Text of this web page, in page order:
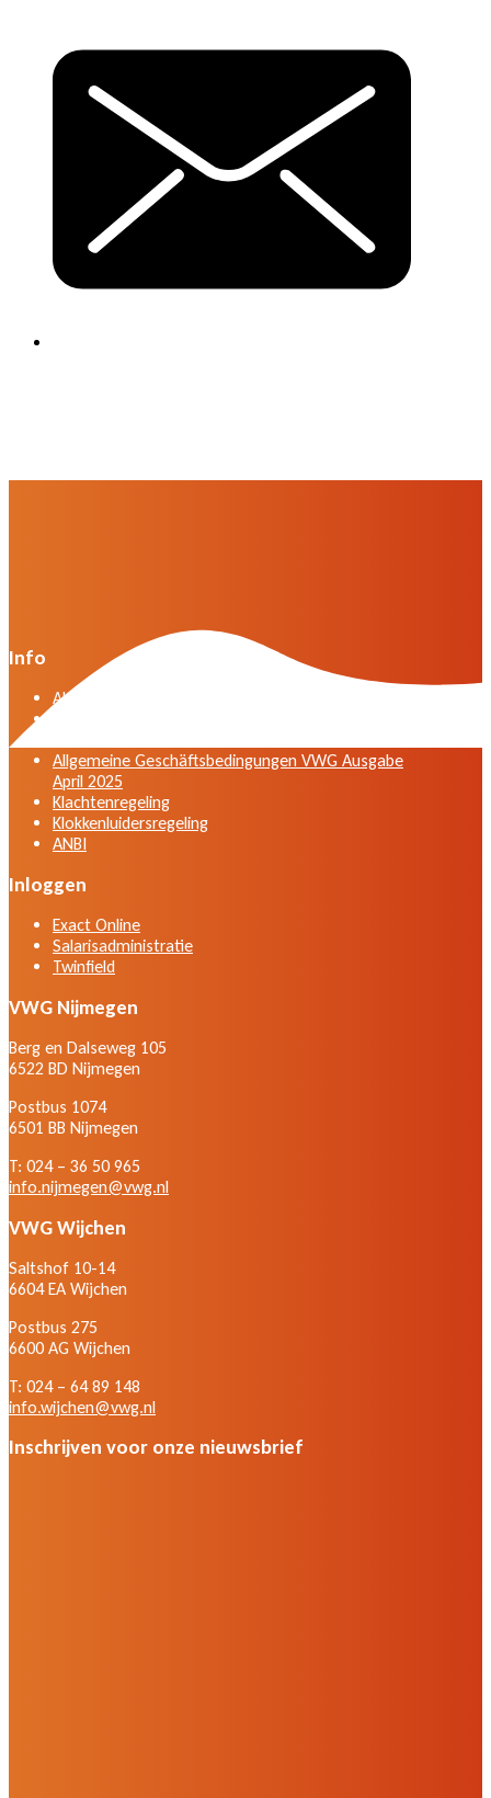
Info
Algemene voorwaarden VWG versie april 2025
Allgemeine Geschäftsbedingungen VWG Ausgabe
April 2025
Klachtenregeling
Klokkenluidersregeling
ANBI
Inloggen
Exact Online
Salarisadministratie
Twinfield
VWG Nijmegen
Berg en Dalseweg 105
6522 BD Nijmegen
Postbus 1074
6501 BB Nijmegen
T: 024 – 36 50 965
info.nijmegen@vwg.nl
VWG Wijchen
Saltshof 10-14
6604 EA Wijchen
Postbus 275
6600 AG Wijchen
T: 024 – 64 89 148
info.wijchen@vwg.nl
Inschrijven voor onze nieuwsbrief